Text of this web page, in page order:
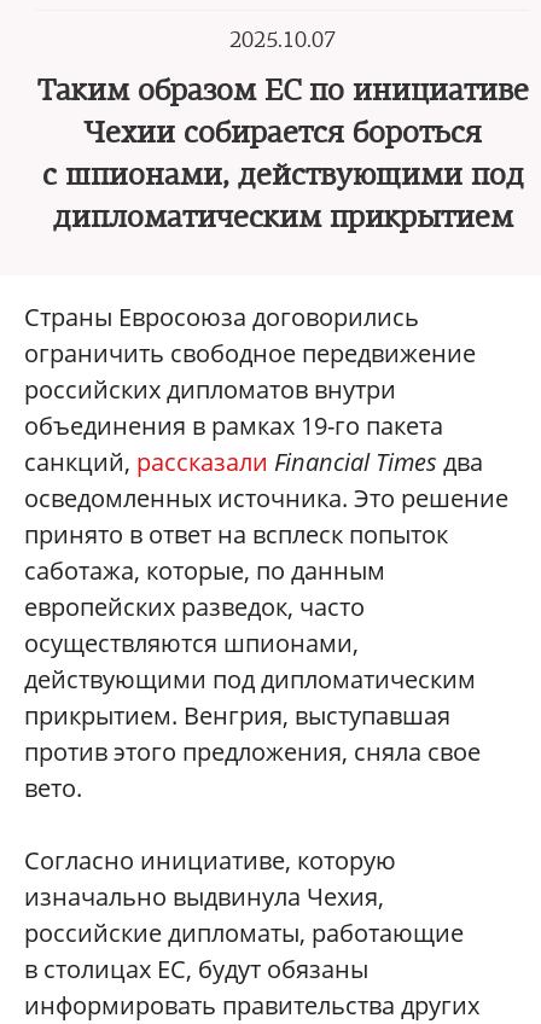
2025.10.07
Таким образом ЕС по инициативе
Чехии собирается бороться
с шпионами, действующими под
дипломатическим прикрытием
Страны Евросоюза договорились
ограничить свободное передвижение
российских дипломатов внутри
объединения в рамках 19-го пакета
санкций, рассказали Financial Times два
осведомленных источника. Это решение
принято в ответ на всплеск попыток
саботажа, которые, по данным
европейских разведок, часто
осуществляются шпионами,
действующими под дипломатическим
прикрытием. Венгрия, выступавшая
против этого предложения, сняла свое
вето.
Согласно инициативе, которую
изначально выдвинула Чехия,
российские дипломаты, работающие
в столицах ЕС, будут обязаны
информировать правительства других